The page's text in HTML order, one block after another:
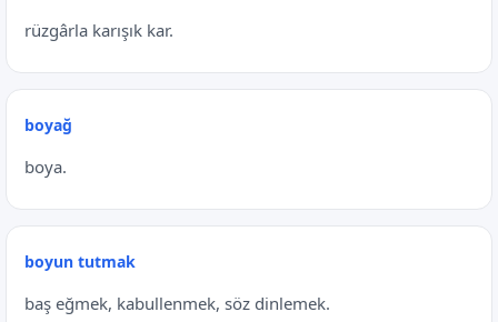
rüzgârla karışık kar.
boyağ
boya.
boyun tutmak
baş eğmek, kabullenmek, söz dinlemek.